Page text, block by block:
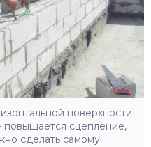
поверхности
повышается сцепление,
сделать самому